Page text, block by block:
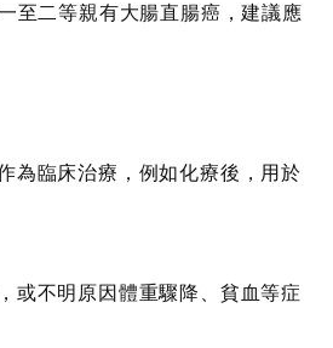
至二等親有大腸直腸癌，建議應
為臨床治療，例如化療後，用於
或不明原因體重驟降、貧血等症